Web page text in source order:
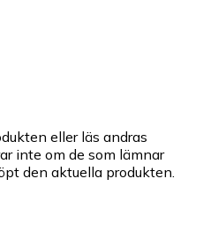
eller läs andras
inte om de som lämnar
den aktuella produkten.